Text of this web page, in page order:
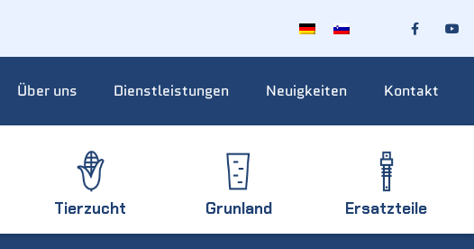
Über uns Dienstleistungen Neuigkeiten Kontakt
Tierzucht Grunland Ersatzteile